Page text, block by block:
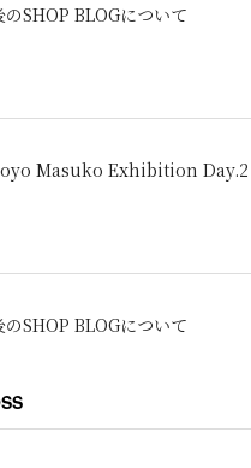
のSHOP BLOGについて
Masuko Exhibition Day.2
のSHOP BLOGについて